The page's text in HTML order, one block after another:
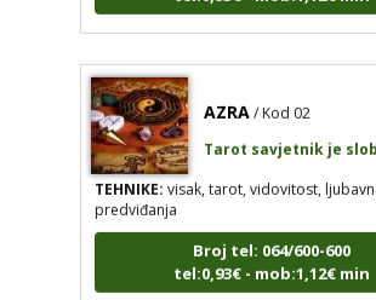
TEHNIKE:visak, tarot, vidovitost, ljubavna
predviđanja
Broj tel: 064/600-600
tel:0,93€ - mob:1,12€ min